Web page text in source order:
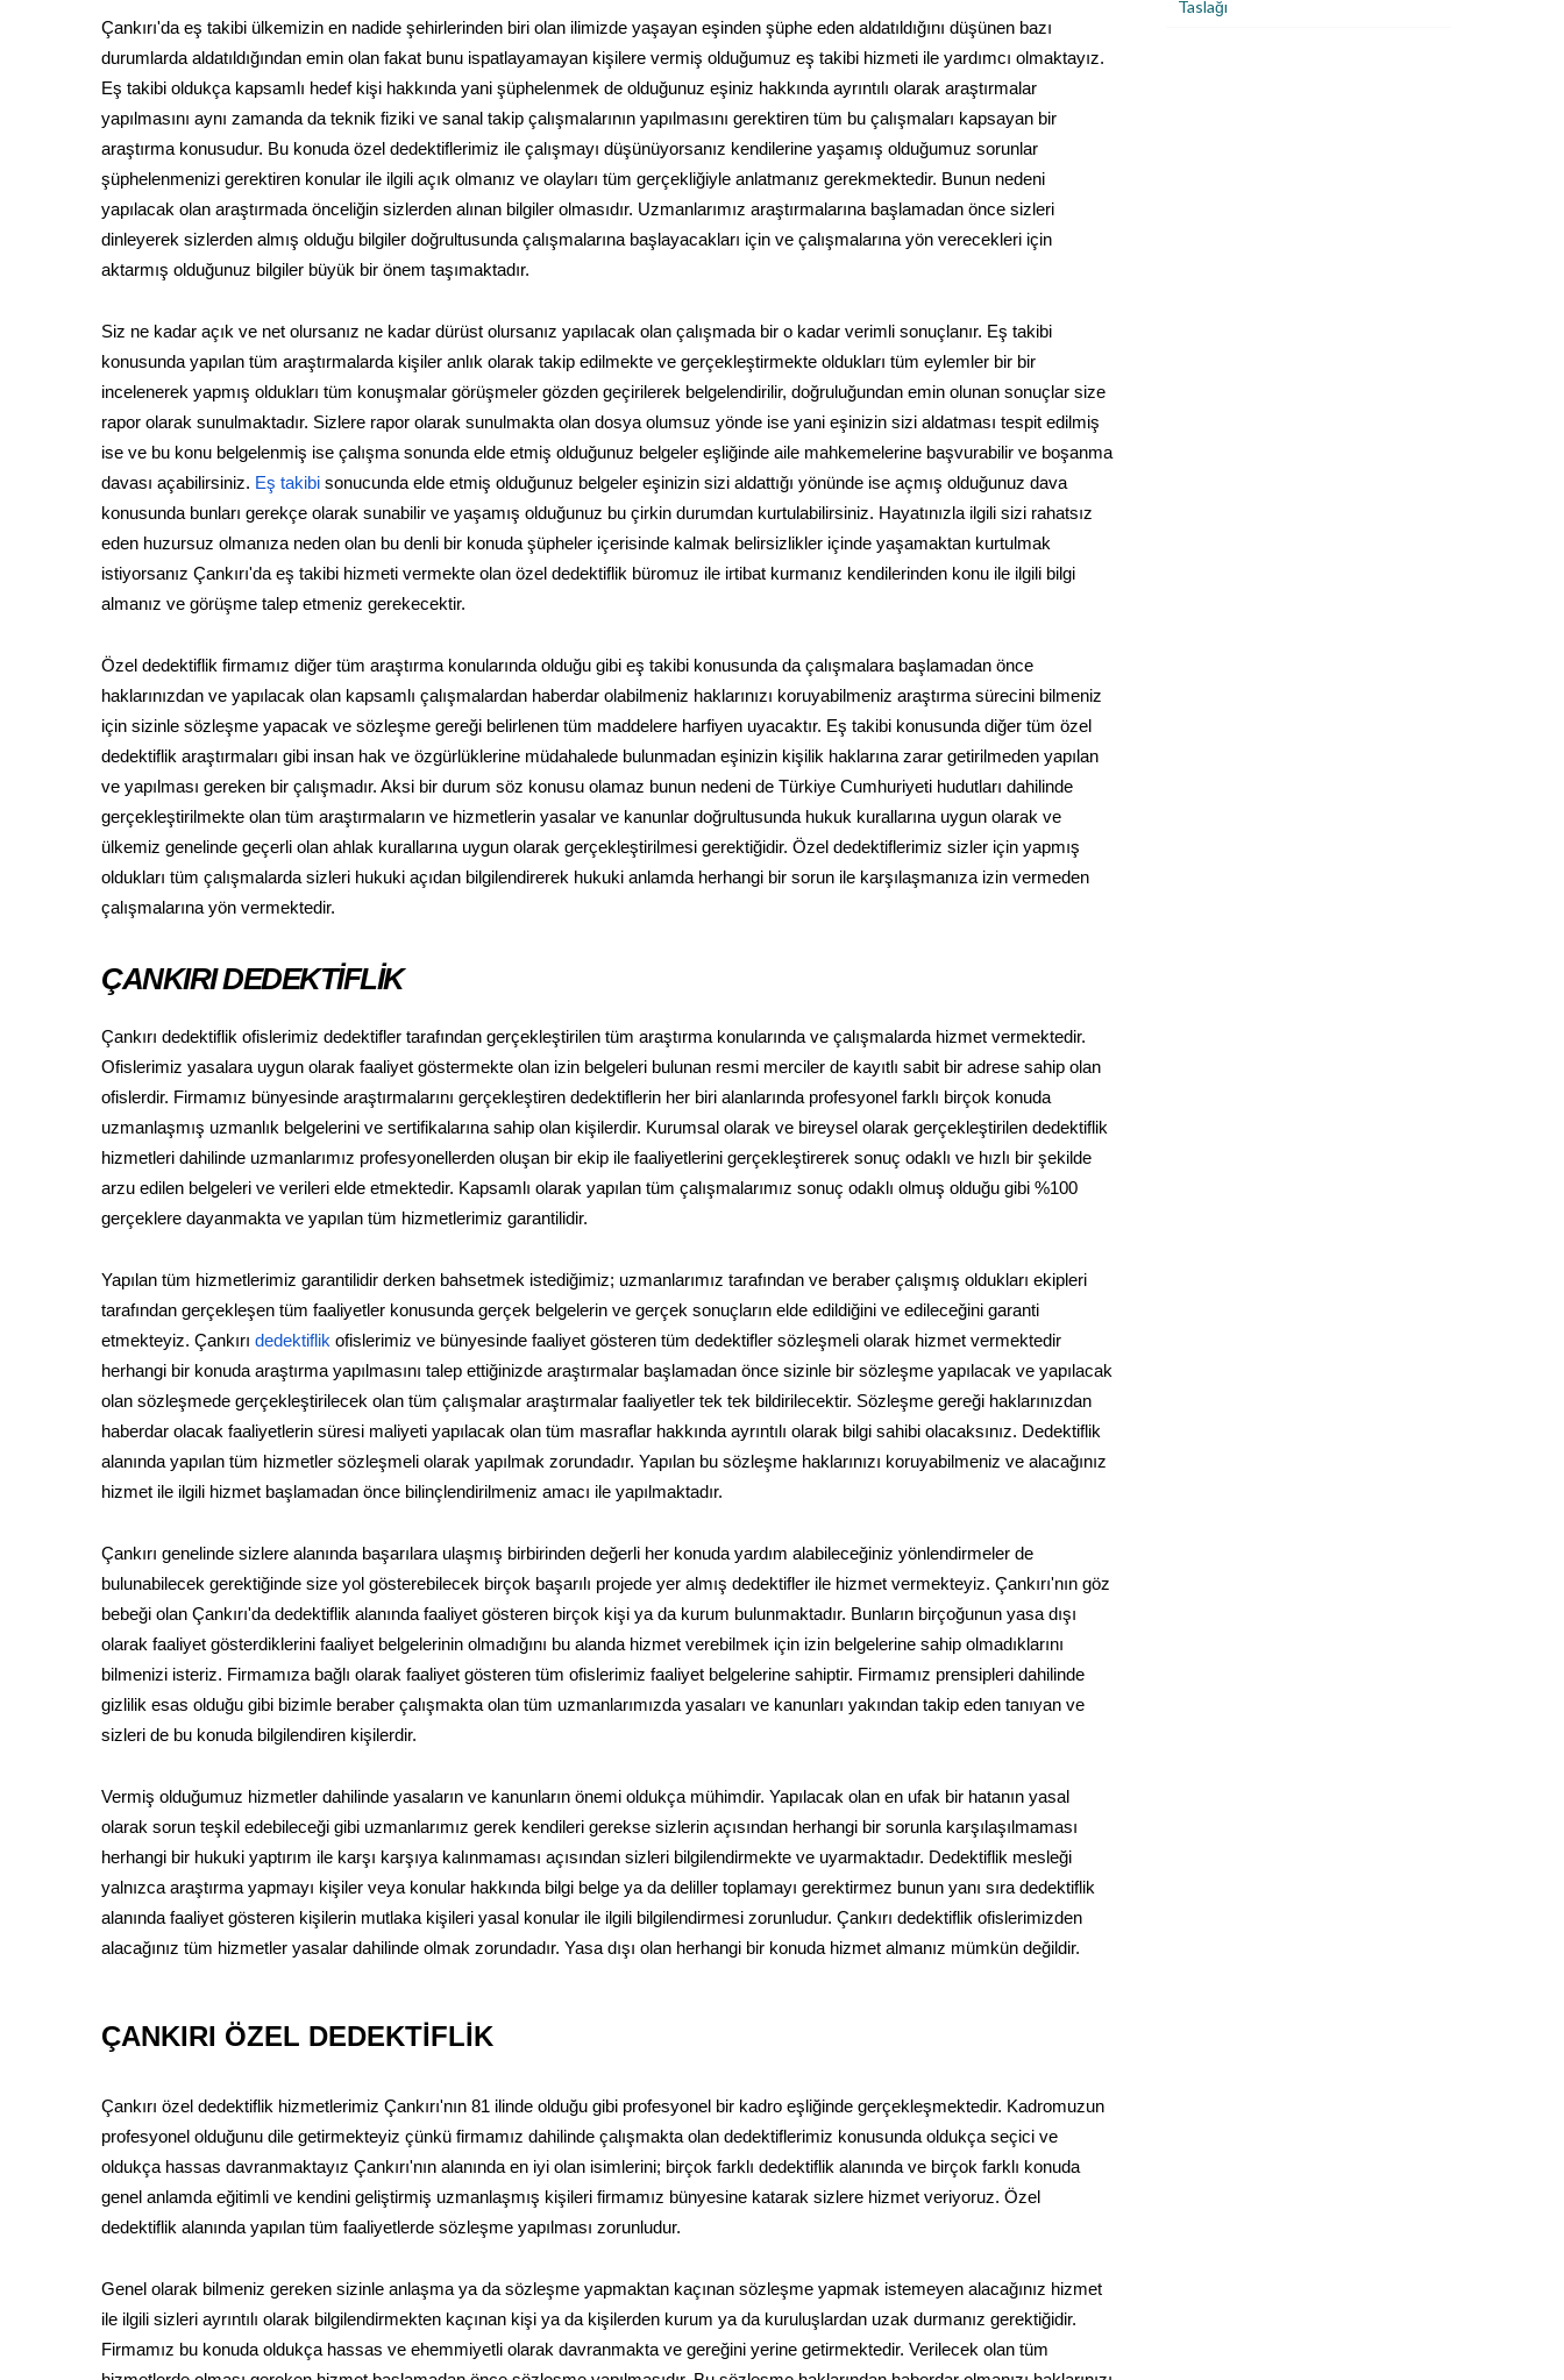
Çankırı'da eş takibi ülkemizin en nadide şehirlerinden biri olan ilimizde yaşayan eşinden şüphe eden aldatıldığını düşünen bazı
durumlarda aldatıldığından emin olan fakat bunu ispatlayamayan kişilere vermiş olduğumuz eş takibi hizmeti ile yardımcı olmaktayız.
Eş takibi oldukça kapsamlı hedef kişi hakkında yani şüphelenmek de olduğunuz eşiniz hakkında ayrıntılı olarak araştırmalar
yapılmasını aynı zamanda da teknik fiziki ve sanal takip çalışmalarının yapılmasını gerektiren tüm bu çalışmaları kapsayan bir
araştırma konusudur. Bu konuda özel dedektiflerimiz ile çalışmayı düşünüyorsanız kendilerine yaşamış olduğumuz sorunlar
şüphelenmenizi gerektiren konular ile ilgili açık olmanız ve olayları tüm gerçekliğiyle anlatmanız gerekmektedir. Bunun nedeni
yapılacak olan araştırmada önceliğin sizlerden alınan bilgiler olmasıdır. Uzmanlarımız araştırmalarına başlamadan önce sizleri
dinleyerek sizlerden almış olduğu bilgiler doğrultusunda çalışmalarına başlayacakları için ve çalışmalarına yön verecekleri için
aktarmış olduğunuz bilgiler büyük bir önem taşımaktadır.
Siz ne kadar açık ve net olursanız ne kadar dürüst olursanız yapılacak olan çalışmada bir o kadar verimli sonuçlanır. Eş takibi
konusunda yapılan tüm araştırmalarda kişiler anlık olarak takip edilmekte ve gerçekleştirmekte oldukları tüm eylemler bir bir
incelenerek yapmış oldukları tüm konuşmalar görüşmeler gözden geçirilerek belgelendirilir, doğruluğundan emin olunan sonuçlar size
rapor olarak sunulmaktadır. Sizlere rapor olarak sunulmakta olan dosya olumsuz yönde ise yani eşinizin sizi aldatması tespit edilmiş
ise ve bu konu belgelenmiş ise çalışma sonunda elde etmiş olduğunuz belgeler eşliğinde aile mahkemelerine başvurabilir ve boşanma
davası açabilirsiniz. Eş takibi sonucunda elde etmiş olduğunuz belgeler eşinizin sizi aldattığı yönünde ise açmış olduğunuz dava
konusunda bunları gerekçe olarak sunabilir ve yaşamış olduğunuz bu çirkin durumdan kurtulabilirsiniz. Hayatınızla ilgili sizi rahatsız
eden huzursuz olmanıza neden olan bu denli bir konuda şüpheler içerisinde kalmak belirsizlikler içinde yaşamaktan kurtulmak
istiyorsanız Çankırı'da eş takibi hizmeti vermekte olan özel dedektiflik büromuz ile irtibat kurmanız kendilerinden konu ile ilgili bilgi
almanız ve görüşme talep etmeniz gerekecektir.
Özel dedektiflik firmamız diğer tüm araştırma konularında olduğu gibi eş takibi konusunda da çalışmalara başlamadan önce
haklarınızdan ve yapılacak olan kapsamlı çalışmalardan haberdar olabilmeniz haklarınızı koruyabilmeniz araştırma sürecini bilmeniz
için sizinle sözleşme yapacak ve sözleşme gereği belirlenen tüm maddelere harfiyen uyacaktır. Eş takibi konusunda diğer tüm özel
dedektiflik araştırmaları gibi insan hak ve özgürlüklerine müdahalede bulunmadan eşinizin kişilik haklarına zarar getirilmeden yapılan
ve yapılması gereken bir çalışmadır. Aksi bir durum söz konusu olamaz bunun nedeni de Türkiye Cumhuriyeti hudutları dahilinde
gerçekleştirilmekte olan tüm araştırmaların ve hizmetlerin yasalar ve kanunlar doğrultusunda hukuk kurallarına uygun olarak ve
ülkemiz genelinde geçerli olan ahlak kurallarına uygun olarak gerçekleştirilmesi gerektiğidir. Özel dedektiflerimiz sizler için yapmış
oldukları tüm çalışmalarda sizleri hukuki açıdan bilgilendirerek hukuki anlamda herhangi bir sorun ile karşılaşmanıza izin vermeden
çalışmalarına yön vermektedir.
ÇANKIRI DEDEKTİFLİK
Çankırı dedektiflik ofislerimiz dedektifler tarafından gerçekleştirilen tüm araştırma konularında ve çalışmalarda hizmet vermektedir.
Ofislerimiz yasalara uygun olarak faaliyet göstermekte olan izin belgeleri bulunan resmi merciler de kayıtlı sabit bir adrese sahip olan
ofislerdir. Firmamız bünyesinde araştırmalarını gerçekleştiren dedektiflerin her biri alanlarında profesyonel farklı birçok konuda
uzmanlaşmış uzmanlık belgelerini ve sertifikalarına sahip olan kişilerdir. Kurumsal olarak ve bireysel olarak gerçekleştirilen dedektiflik
hizmetleri dahilinde uzmanlarımız profesyonellerden oluşan bir ekip ile faaliyetlerini gerçekleştirerek sonuç odaklı ve hızlı bir şekilde
arzu edilen belgeleri ve verileri elde etmektedir. Kapsamlı olarak yapılan tüm çalışmalarımız sonuç odaklı olmuş olduğu gibi %100
gerçeklere dayanmakta ve yapılan tüm hizmetlerimiz garantilidir.
Yapılan tüm hizmetlerimiz garantilidir derken bahsetmek istediğimiz; uzmanlarımız tarafından ve beraber çalışmış oldukları ekipleri
tarafından gerçekleşen tüm faaliyetler konusunda gerçek belgelerin ve gerçek sonuçların elde edildiğini ve edileceğini garanti
etmekteyiz. Çankırı dedektiflik ofislerimiz ve bünyesinde faaliyet gösteren tüm dedektifler sözleşmeli olarak hizmet vermektedir
herhangi bir konuda araştırma yapılmasını talep ettiğinizde araştırmalar başlamadan önce sizinle bir sözleşme yapılacak ve yapılacak
olan sözleşmede gerçekleştirilecek olan tüm çalışmalar araştırmalar faaliyetler tek tek bildirilecektir. Sözleşme gereği haklarınızdan
haberdar olacak faaliyetlerin süresi maliyeti yapılacak olan tüm masraflar hakkında ayrıntılı olarak bilgi sahibi olacaksınız. Dedektiflik
alanında yapılan tüm hizmetler sözleşmeli olarak yapılmak zorundadır. Yapılan bu sözleşme haklarınızı koruyabilmeniz ve alacağınız
hizmet ile ilgili hizmet başlamadan önce bilinçlendirilmeniz amacı ile yapılmaktadır.
Çankırı genelinde sizlere alanında başarılara ulaşmış birbirinden değerli her konuda yardım alabileceğiniz yönlendirmeler de
bulunabilecek gerektiğinde size yol gösterebilecek birçok başarılı projede yer almış dedektifler ile hizmet vermekteyiz. Çankırı'nın göz
bebeği olan Çankırı'da dedektiflik alanında faaliyet gösteren birçok kişi ya da kurum bulunmaktadır. Bunların birçoğunun yasa dışı
olarak faaliyet gösterdiklerini faaliyet belgelerinin olmadığını bu alanda hizmet verebilmek için izin belgelerine sahip olmadıklarını
bilmenizi isteriz. Firmamıza bağlı olarak faaliyet gösteren tüm ofislerimiz faaliyet belgelerine sahiptir. Firmamız prensipleri dahilinde
gizlilik esas olduğu gibi bizimle beraber çalışmakta olan tüm uzmanlarımızda yasaları ve kanunları yakından takip eden tanıyan ve
sizleri de bu konuda bilgilendiren kişilerdir.
Vermiş olduğumuz hizmetler dahilinde yasaların ve kanunların önemi oldukça mühimdir. Yapılacak olan en ufak bir hatanın yasal
olarak sorun teşkil edebileceği gibi uzmanlarımız gerek kendileri gerekse sizlerin açısından herhangi bir sorunla karşılaşılmaması
herhangi bir hukuki yaptırım ile karşı karşıya kalınmaması açısından sizleri bilgilendirmekte ve uyarmaktadır. Dedektiflik mesleği
yalnızca araştırma yapmayı kişiler veya konular hakkında bilgi belge ya da deliller toplamayı gerektirmez bunun yanı sıra dedektiflik
alanında faaliyet gösteren kişilerin mutlaka kişileri yasal konular ile ilgili bilgilendirmesi zorunludur. Çankırı dedektiflik ofislerimizden
alacağınız tüm hizmetler yasalar dahilinde olmak zorundadır. Yasa dışı olan herhangi bir konuda hizmet almanız mümkün değildir.
ÇANKIRI ÖZEL DEDEKTİFLİK
Çankırı özel dedektiflik hizmetlerimiz Çankırı'nın 81 ilinde olduğu gibi profesyonel bir kadro eşliğinde gerçekleşmektedir. Kadromuzun
profesyonel olduğunu dile getirmekteyiz çünkü firmamız dahilinde çalışmakta olan dedektiflerimiz konusunda oldukça seçici ve
oldukça hassas davranmaktayız Çankırı'nın alanında en iyi olan isimlerini; birçok farklı dedektiflik alanında ve birçok farklı konuda
genel anlamda eğitimli ve kendini geliştirmiş uzmanlaşmış kişileri firmamız bünyesine katarak sizlere hizmet veriyoruz. Özel
dedektiflik alanında yapılan tüm faaliyetlerde sözleşme yapılması zorunludur.
Genel olarak bilmeniz gereken sizinle anlaşma ya da sözleşme yapmaktan kaçınan sözleşme yapmak istemeyen alacağınız hizmet
ile ilgili sizleri ayrıntılı olarak bilgilendirmekten kaçınan kişi ya da kişilerden kurum ya da kuruluşlardan uzak durmanız gerektiğidir.
Firmamız bu konuda oldukça hassas ve ehemmiyetli olarak davranmakta ve gereğini yerine getirmektedir. Verilecek olan tüm
Taslağı